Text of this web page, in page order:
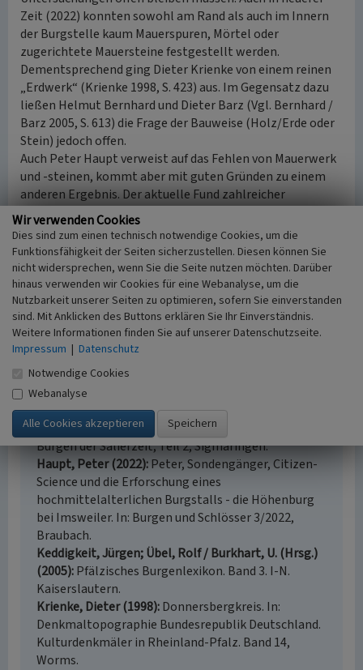
Zeit (2022) konnten sowohl am Rand als auch im Innern
der Burgstelle kaum Mauerspuren, Mörtel oder
zugerichtete Mauersteine festgestellt werden.
Dementsprechend ging Dieter Krienke von einem reinen
„Erdwerk“ (Krienke 1998, S. 423) aus. Im Gegensatz dazu
ließen Helmut Bernhard und Dieter Barz (Vgl. Bernhard /
Barz 2005, S. 613) die Frage der Bauweise (Holz/Erde oder
Stein) jedoch offen.
Auch Peter Haupt verweist auf das Fehlen von Mauerwerk
und -steinen, kommt aber mit guten Gründen zu einem
anderen Ergebnis. Der aktuelle Fund zahlreicher
geschmiedeter Baunägel unterschiedlichster Art, eines
Dachziegel (Mönch-Nonne, 12./13. Jahrhundert) sowie
„ein Stückchen von Ausfachungslehm mit Abdrücken von
Flechtwerk“ (Haupt 2022, S. 153) verweisen nach seiner
Ansicht auf einen Holzbau (Turm?) mit Ziegeldach.
(Jürgen Keddigkeit, Kaiserslautern, 2024)
Literatur
Bernhard, Helmut; Barz, Dieter / Böhme, Horst W.
(Hrsg.) (1991) Frühe Burgen in der Pfalz.
Ausgewählte Beispiele salischer Wehranlagen. In:
Burgen der Salierzeit, Teil 2, Sigmaringen.
Haupt, Peter (2022) Peter, Sondengänger, Citizen-
Science und die Erforschung eines
hochmittelalterlichen Burgstalls - die Höhenburg
bei Imsweiler. In: Burgen und Schlösser 3/2022,
Braubach.
Keddigkeit, Jürgen; Übel, Rolf / Burkhart, U. (Hrsg.)
(2005) Pfälzisches Burgenlexikon. Band 3. I-N.
Kaiserslautern.
Krienke, Dieter (1998) Donnersbergkreis. In:
Denkmaltopographie Bundesrepublik Deutschland.
Kulturdenkmäler in Rheinland-Pfalz. Band 14,
Worms.
Wir verwenden Cookies
Dies sind zum einen technisch notwendige Cookies, um die
Funktionsfähigkeit der Seiten sicherzustellen. Diesen können Sie
nicht widersprechen, wenn Sie die Seite nutzen möchten. Darüber
hinaus verwenden wir Cookies für eine Webanalyse, um die
Nutzbarkeit unserer Seiten zu optimieren, sofern Sie einverstanden
sind. Mit Anklicken des Buttons erklären Sie Ihr Einverständnis.
Weitere Informationen finden Sie auf unserer Datenschutzseite.
Impressum | Datenschutz
Notwendige Cookies
Webanalyse